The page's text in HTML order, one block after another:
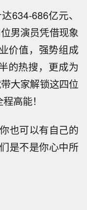
634-686亿元、
男演员凭借现象
价值，强势组成
的热搜，更成为
大家解锁这四位
高能！
也可以有自己的
是不是你心中所